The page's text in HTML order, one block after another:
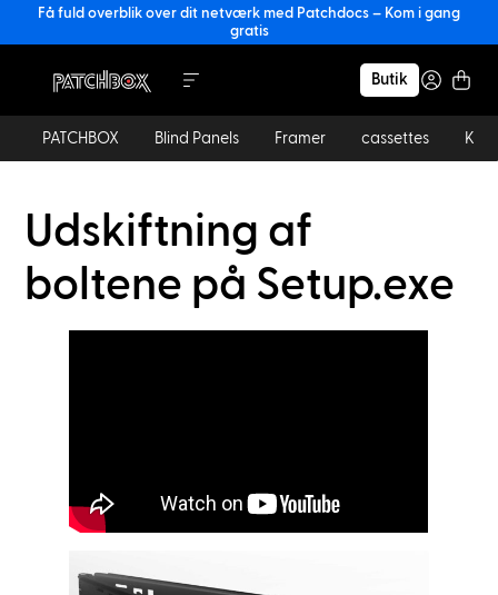
Få fuld overblik over dit netværk med Patchdocs – Kom i gang
gratis
Butik
PATCHBOX Blind Panels Framer cassettes
Udskiftning af
boltene på Setup.exe